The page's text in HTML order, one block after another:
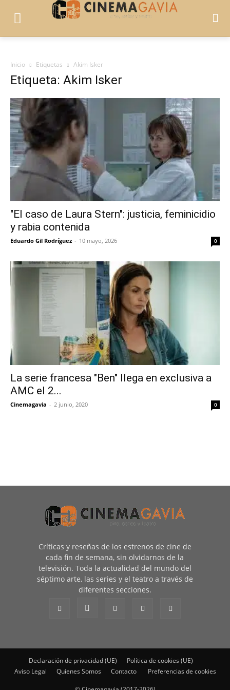
Inicio Etiquetas Akim Isker
Etiqueta: Akim Isker
"El caso de Laura Stern": justicia, feminicidio
y rabia contenida
Eduardo Gil Rodríguez - 10 mayo, 2026 0
La serie francesa "Ben" llega en exclusiva a
AMC el 2...
Cinemagavia - 2 junio, 2020 0
Críticas y reseñas de los estrenos de cine de
cada fin de semana, sin olvidarnos de la
televisión. Toda la actualidad del mundo del
séptimo arte, las series y el teatro a través de
diferentes secciones.
Declaración de privacidad (UE)
Política de cookies (UE)
Aviso Legal
Quienes Somos Contacto Preferencias de cookies